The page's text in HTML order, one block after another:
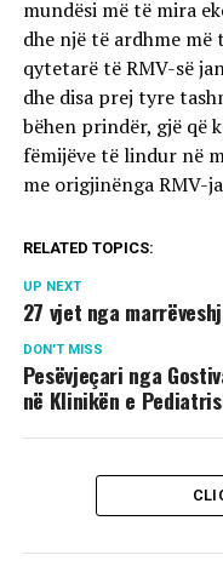
mundësi më të mira
dhe një të ardhme
qytetarë të RMV-së
dhe disa prej tyre
bëhen prindër, gjë
fëmijëve të lindur në
me origjinënga RMV-
RELATED TOPICS:
UP NEXT
27 vjet nga
DON'T MISS
Pesëvjeçari nga
në Klinikën e